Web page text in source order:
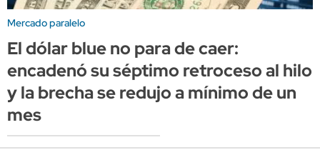
Mercado paralelo
El dólar blue no para de caer:
encadenó su séptimo retroceso al hilo
y la brecha se redujo a mínimo de un
mes